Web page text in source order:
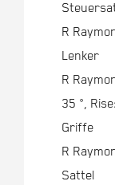
R
Lenker
R
35 °,
Griffe
R
Sattel